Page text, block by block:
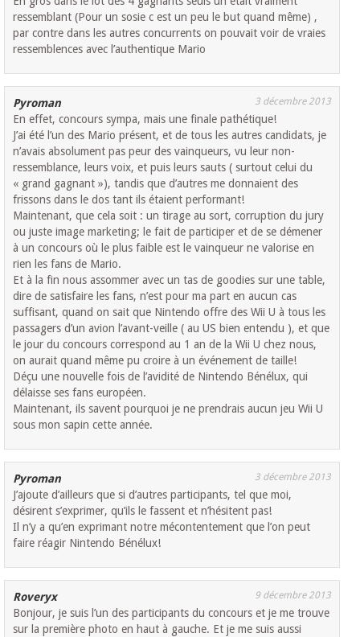
ressemblant (Pour un sosie c est un peu le but quand même) ,
par contre dans les autres concurrents on pouvait voir de vraies
ressemblences avec l’authentique Mario
Pyroman 3 décembre 2013
En effet, concours sympa, mais une finale pathétique!
J’ai été l’un des Mario présent, et de tous les autres candidats, je
n’avais absolument pas peur des vainqueurs, vu leur non-
ressemblance, leurs voix, et puis leurs sauts ( surtout celui du
« grand gagnant »), tandis que d’autres me donnaient des
frissons dans le dos tant ils étaient performant!
Maintenant, que cela soit : un tirage au sort, corruption du jury
ou juste image marketing; le fait de participer et de se démener
à un concours où le plus faible est le vainqueur ne valorise en
rien les fans de Mario.
Et à la fin nous assommer avec un tas de goodies sur une table,
dire de satisfaire les fans, n’est pour ma part en aucun cas
suffisant, quand on sait que Nintendo offre des Wii U à tous les
passagers d’un avion l’avant-veille ( au US bien entendu ), et que
le jour du concours correspond au 1 an de la Wii U chez nous,
on aurait quand même pu croire à un événement de taille!
Déçu une nouvelle fois de l’avidité de Nintendo Bénélux, qui
délaisse ses fans européen.
Maintenant, ils savent pourquoi je ne prendrais aucun jeu Wii U
sous mon sapin cette année.
Pyroman 3 décembre 2013
J’ajoute d’ailleurs que si d’autres participants, tel que moi,
désirent s’exprimer, qu’ils le fassent et n’hésitent pas!
Il n’y a qu’en exprimant notre mécontentement que l’on peut
faire réagir Nintendo Bénélux!
Roveryx 9 décembre 2013
Bonjour, je suis l’un des participants du concours et je me trouve
sur la première photo en haut à gauche. Et je me suis aussi